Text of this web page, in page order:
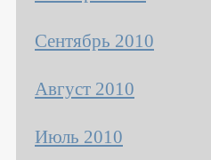
Сентябрь 2010
Август 2010
Июль 2010